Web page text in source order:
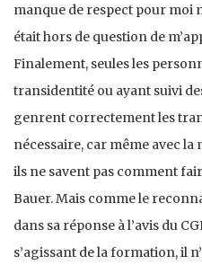
manque de respect pour moi
était hors de question de
Finalement, seules les
transidentité ou ayant suivi
genrent correctement les
nécessaire, car même avec
ils ne savent pas comment
Bauer. Mais comme le
dans sa réponse à l’avis du
s’agissant de la formation, il